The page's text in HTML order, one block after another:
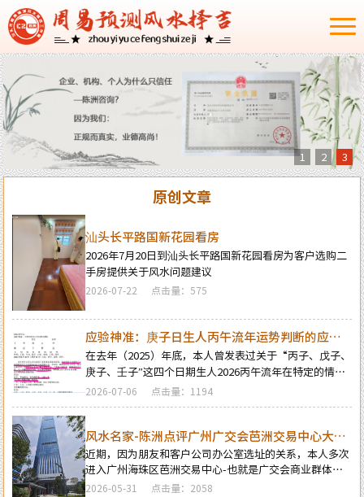
1 2 3
原创文章
汕头长平路国新花园看房
2026年7月20日到汕头长平路国新花园看房为客户选购二
手房提供关于风水问题建议
2026-07-22 点击量：575
应验神准：庚子日生人丙午流年运势判断的应验
结果
在去年（2025）年底，本人曾发表过关于“丙子、戊子、
庚子、壬子”这四个日期生人2026丙午流年在特定的情况
下会应验一些不利事端发生的预测文章，而在今年众多流
面这例“庚子”日出生人在丙午年发生的不利事也是其中
的一例…
2026-07-06 点击量：1194
风水名家-陈洲点评广州广交会芭洲交易中心大楼
的风水态势
近期，因为朋友和客户公司办公室选址的关系，本人多次
进入广州海珠区芭洲交易中心-也就是广交会商业群体的
区域进行风水勘测，并且多次对《芭洲中心大楼》的风水
2026-05-31 点击量：2058